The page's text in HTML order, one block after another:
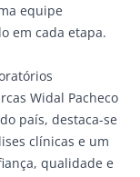
equipe
em cada etapa.
Widal Pacheco
país, destaca-se
clínicas e um
qualidade e